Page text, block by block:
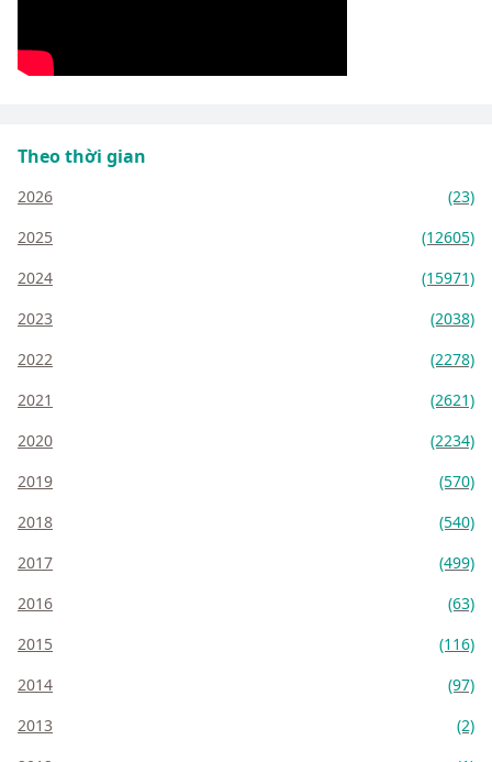
Theo thời gian
2026
(23)
2025
(12605)
2024
(15971)
2023
(2038)
2022
(2278)
2021
(2621)
2020
(2234)
2019
(570)
2018
(540)
2017
(499)
2016
(63)
2015
(116)
2014
(97)
2013
(2)